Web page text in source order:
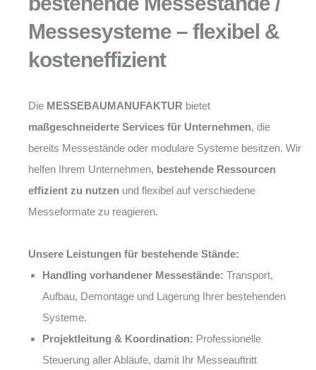
Messesysteme – flexibel &
kosteneffizient
Die MESSEBAUMANUFAKTUR bietet
maßgeschneiderte Services für Unternehmen, die
bereits Messestände oder modulare Systeme besitzen. Wir
helfen Ihrem Unternehmen, bestehende Ressourcen
effizient zu nutzen und flexibel auf verschiedene
Messeformate zu reagieren.
Unsere Leistungen für bestehende Stände:
Handling vorhandener Messestände: Transport,
Aufbau, Demontage und Lagerung Ihrer bestehenden
Systeme.
Projektleitung & Koordination: Professionelle
Steuerung aller Abläufe, damit Ihr Messeauftritt